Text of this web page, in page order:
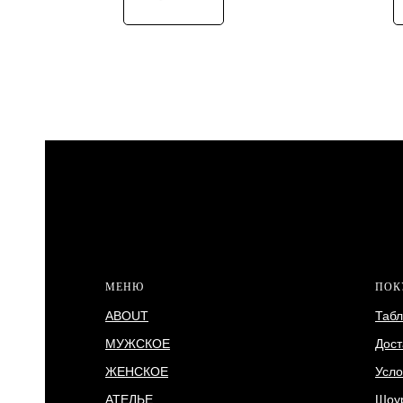
МЕНЮ
ABOUT
МУЖСКОЕ
ЖЕНСКОЕ
АТЕЛЬЕ